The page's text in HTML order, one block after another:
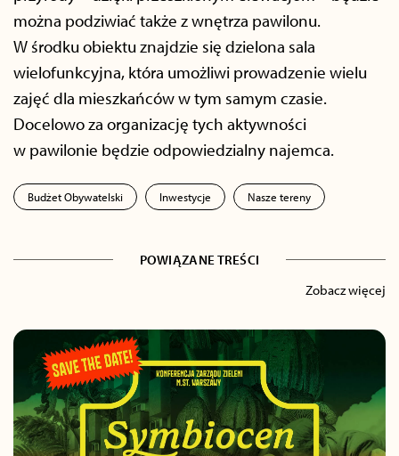
można podziwiać także z wnętrza pawilonu.
W środku obiektu znajdzie się dzielona sala
wielofunkcyjna, która umożliwi prowadzenie wielu
zajęć dla mieszkańców w tym samym czasie.
Docelowo za organizację tych aktywności
w pawilonie będzie odpowiedzialny najemca.
Budżet Obywatelski Inwestycje Nasze tereny
POWIĄZANE TREŚCI
Zobacz więcej